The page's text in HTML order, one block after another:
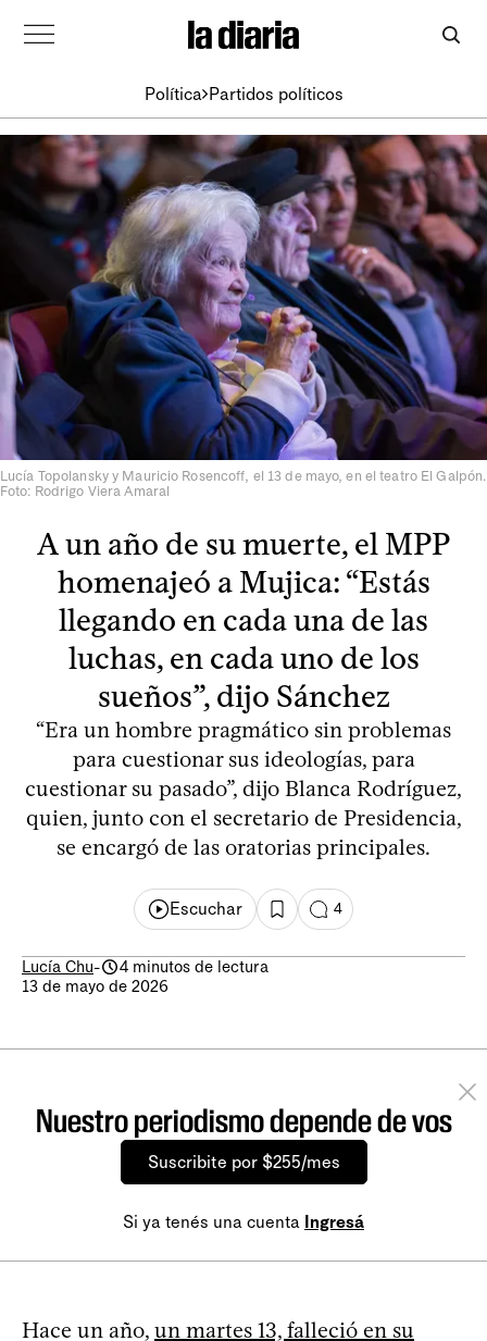
Política Partidos políticos
Lucía Topolansky y Mauricio Rosencoff, el 13 de mayo, en el teatro El Galpón.
Foto: Rodrigo Viera Amaral
A un año de su muerte, el MPP
homenajeó a Mujica: “Estás
llegando en cada una de las
luchas, en cada uno de los
sueños”, dijo Sánchez
“Era un hombre pragmático sin problemas
para cuestionar sus ideologías, para
cuestionar su pasado”, dijo Blanca Rodríguez,
quien, junto con el secretario de Presidencia,
se encargó de las oratorias principales.
Escuchar 4
Lucía Chu-
4 minutos de lectura
13 de mayo de 2026
Nuestro periodismo depende de vos
Suscribite por $255/mes
Si ya tenés una cuenta Ingresá
Hace un año, un martes 13, falleció en su